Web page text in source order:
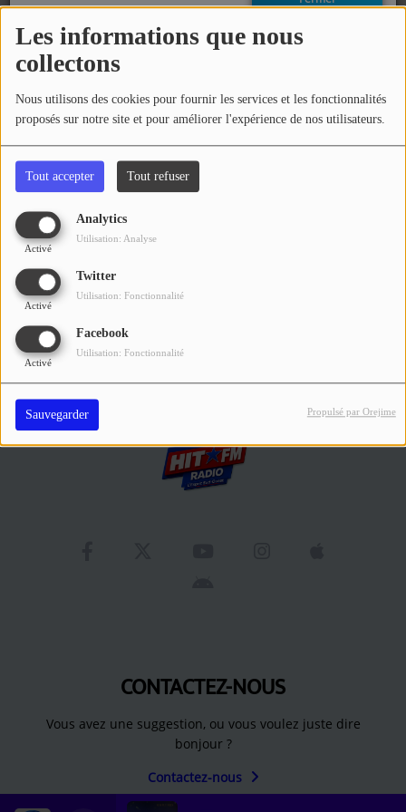
Les informations que nous
collectons
Nous utilisons des cookies pour fournir les services et les fonctionnalités
proposés sur notre site et pour améliorer l'expérience de nos utilisateurs.
Tout accepter Tout refuser
Analytics
Activé
Utilisation: Analyse
Twitter
Activé
Utilisation: Fonctionnalité
Facebook
Activé
Utilisation: Fonctionnalité
Sauvegarder Propulsé par Orejime
EMISSIONS
TITRES DIFFUSÉS
FRÉQUENCES
EVÈNEMENTS
LES JEUX
JEUX CONCOURS
CONTACTEZ-NOUS
RÉGIE PUBLICTIAIRE
06 avril 2017 - 12:19
Commentaires(0)
Connectez-vous pour commenter cet article
CONTACTEZ-NOUS
Vous avez une suggestion, ou vous voulez juste dire
bonjour ?
Contactez-nous